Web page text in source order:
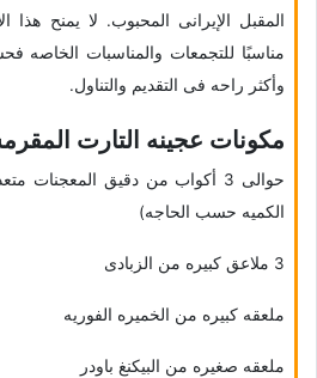
المقبل الإیرانی المحبوب. لا یمنح هذا
مناسبًا للتجمعات والمناسبات الخاصه
وأکثر راحه فی التقدیم والتناول.
مکونات عجینه التارت
حوالی 3 أکواب من دقیق المعجنات
الکمیه حسب الحاجه)
3 ملاعق کبیره من الزبادی
ملعقه کبیره من الخمیره الفوریه
ملعقه صغیره من البیکنغ باودر